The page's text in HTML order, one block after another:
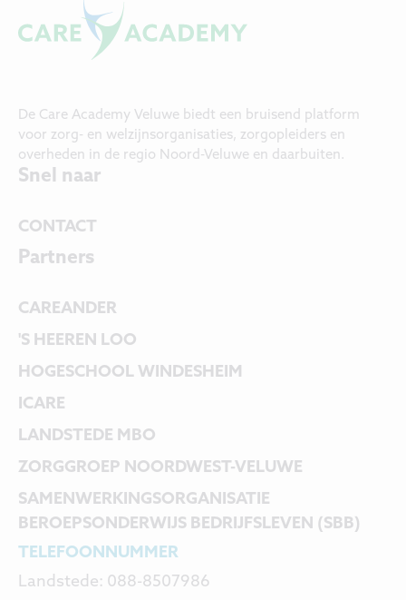
De Care Academy Veluwe biedt een bruisend platform
voor zorg- en welzijnsorganisaties, zorgopleiders en
overheden in de regio Noord-Veluwe en daarbuiten.
Snel naar
CONTACT
Partners
CAREANDER
'S HEEREN LOO
HOGESCHOOL WINDESHEIM
ICARE
LANDSTEDE MBO
ZORGGROEP NOORDWEST-VELUWE
SAMENWERKINGSORGANISATIE
BEROEPSONDERWIJS BEDRIJFSLEVEN (SBB)
TELEFOONNUMMER
Landstede: 088-8507986